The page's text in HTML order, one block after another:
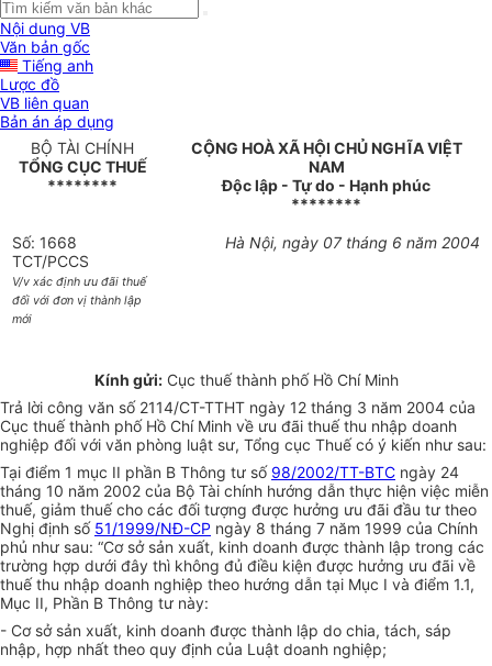
Nội dung VB
Văn bản gốc
Tiếng anh
Lược đồ
VB liên quan
Bản án áp dụng
BỘ TÀI CHÍNH
TỔNG CỤC THUẾ
********
CỘNG HOÀ XÃ HỘI CHỦ NGHĨA VIỆT
NAM
Độc lập - Tự do - Hạnh phúc
********
Số: 1668
TCT/PCCS
V/v xác định ưu đãi thuế
đối với đơn vị thành lập
mới
Hà Nội, ngày 07 tháng 6 năm 2004
Kính gửi:Cục thuế thành phố Hồ Chí Minh
Trả lời công văn số 2114/CT-TTHT ngày 12 tháng 3 năm 2004 của
Cục thuế thành phố Hồ Chí Minh về ưu đãi thuế thu nhập doanh
nghiệp đối với văn phòng luật sư, Tổng cục Thuế có ý kiến như sau:
Tại điểm 1 mục II phần B Thông tư số 98/2002/TT-BTC ngày 24
tháng 10 năm 2002 của Bộ Tài chính hướng dẫn thực hiện việc miễn
thuế, giảm thuế cho các đối tượng được hưởng ưu đãi đầu tư theo
Nghị định số 51/1999/NĐ-CP ngày 8 tháng 7 năm 1999 của Chính
phủ như sau: “Cơ sở sản xuất, kinh doanh được thành lập trong các
trường hợp dưới đây thì không đủ điều kiện được hưởng ưu đãi về
thuế thu nhập doanh nghiệp theo hướng dẫn tại Mục I và điểm 1.1,
Mục II, Phần B Thông tư này:
- Cơ sở sản xuất, kinh doanh được thành lập do chia, tách, sáp
nhập, hợp nhất theo quy định của Luật doanh nghiệp;